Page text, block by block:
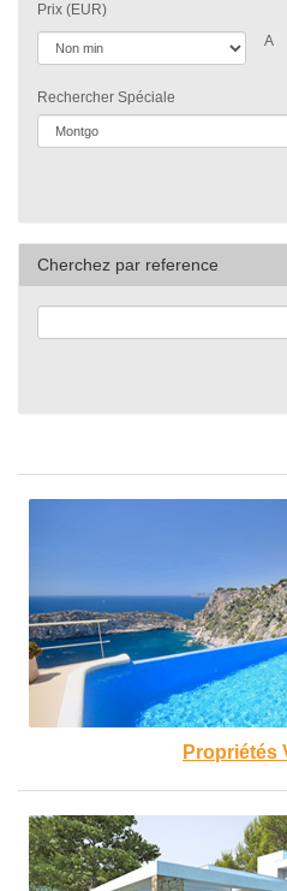
Prix (EUR)
A
Rechercher Spéciale
Cherchez par reference
Propriétés